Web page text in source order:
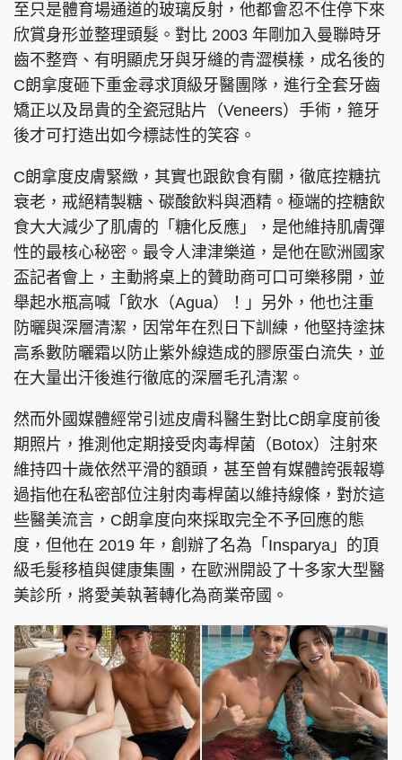
至只是體育場通道的玻璃反射，他都會忍不住停下來
欣賞身形並整理頭髮。對比 2003 年剛加入曼聯時牙
齒不整齊、有明顯虎牙與牙縫的青澀模樣，成名後的
C朗拿度砸下重金尋求頂級牙醫團隊，進行全套牙齒
矯正以及昂貴的全瓷冠貼片（Veneers）手術，箍牙
後才可打造出如今標誌性的笑容。
C朗拿度皮膚緊緻，其實也跟飲食有關，徹底控糖抗
衰老，戒絕精製糖、碳酸飲料與酒精。極端的控糖飲
食大大減少了肌膚的「糖化反應」，是他維持肌膚彈
性的最核心秘密。最令人津津樂道，是他在歐洲國家
盃記者會上，主動將桌上的贊助商可口可樂移開，並
舉起水瓶高喊「飲水（Agua）！」另外，他也注重
防曬與深層清潔，因常年在烈日下訓練，他堅持塗抹
高系數防曬霜以防止紫外線造成的膠原蛋白流失，並
在大量出汗後進行徹底的深層毛孔清潔。
然而外國媒體經常引述皮膚科醫生對比C朗拿度前後
期照片，推測他定期接受肉毒桿菌（Botox）注射來
維持四十歲依然平滑的額頭，甚至曾有媒體誇張報導
過指他在私密部位注射肉毒桿菌以維持線條，對於這
些醫美流言，C朗拿度向來採取完全不予回應的態
度，但他在 2019 年，創辦了名為「Insparya」的頂
級毛髮移植與健康集團，在歐洲開設了十多家大型醫
美診所，將愛美執著轉化為商業帝國。